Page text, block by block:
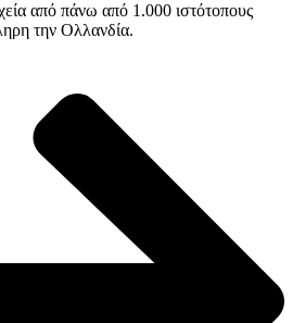
από πάνω από 1.000 ιστότοπους
την Ολλανδία.